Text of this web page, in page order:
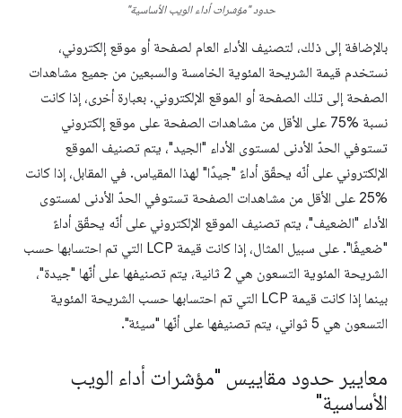
حدود "مؤشرات أداء الويب الأساسية"
بالإضافة إلى ذلك، لتصنيف الأداء العام لصفحة أو موقع إلكتروني،
نستخدم قيمة الشريحة المئوية الخامسة والسبعين من جميع مشاهدات
الصفحة إلى تلك الصفحة أو الموقع الإلكتروني. بعبارة أخرى، إذا كانت
نسبة %75 على الأقل من مشاهدات الصفحة على موقع إلكتروني
تستوفي الحدّ الأدنى لمستوى الأداء "الجيد"، يتم تصنيف الموقع
الإلكتروني على أنّه يحقّق أداءً "جيدًا" لهذا المقياس. في المقابل، إذا كانت
‫‎25% على الأقل من مشاهدات الصفحة تستوفي الحدّ الأدنى لمستوى
الأداء "الضعيف"، يتم تصنيف الموقع الإلكتروني على أنّه يحقّق أداءً
"ضعيفًا". على سبيل المثال، إذا كانت قيمة LCP التي تم احتسابها حسب
الشريحة المئوية التسعون هي 2 ثانية، يتم تصنيفها على أنّها "جيدة"،
بينما إذا كانت قيمة LCP التي تم احتسابها حسب الشريحة المئوية
التسعون هي 5 ثواني، يتم تصنيفها على أنّها "سيئة".
معايير حدود مقاييس "مؤشرات أداء الويب
الأساسية"